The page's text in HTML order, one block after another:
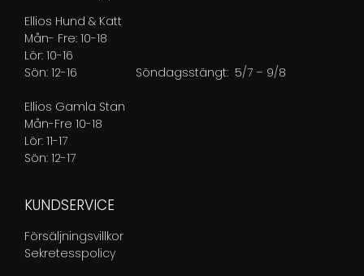
Ellios Hund & Katt
Mån- Fre: 10-18
Lör: 10-16
Sön: 12-16 Söndagsstängt: 5/7 – 9/8
Ellios Gamla Stan
Mån-Fre 10-18
Lör: 11-17
Sön: 12-17
KUNDSERVICE
Försäljningsvillkor
Sekretesspolicy